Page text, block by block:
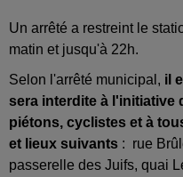
Un arrêté a restreint le
matin et jusqu'à 22h.
Selon l'arrêté municipal, il
sera interdite à l'initiative
piétons, cyclistes et à
et lieux suivants : rue
passerelle des Juifs, quai